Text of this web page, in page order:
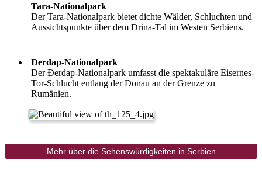
Tara-Nationalpark
Der Tara-Nationalpark bietet dichte Wälder, Schluchten und
Aussichtspunkte über dem Drina-Tal im Westen Serbiens.
Đerdap-Nationalpark
Der Đerdap-Nationalpark umfasst die spektakuläre Eisernes-
Tor-Schlucht entlang der Donau an der Grenze zu
Rumänien.
Mehr über die Sehenswürdigkeiten in Serbien